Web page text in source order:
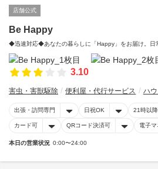
店舗公式
Be Happy
◆迅速対応◆あなたの暮らしに「Happy」をお届け。日
3.10
害虫・害獣駆除 便利屋・代行サービス ハ
出張・訪問専門 日祝OK 21時以
カード可 QRコード決済可 電子
本日の営業状況 0:00〜24:00